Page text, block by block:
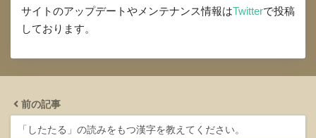
サイトのアップデートやメンテナンス情報はTwitterで投稿
しております。
前の記事
「したたる」の読みをもつ漢字を教えてください。